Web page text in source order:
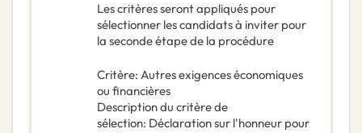
Les critères seront appliqués pour
sélectionner les candidats à inviter pour
la seconde étape de la procédure
Critère: Autres exigences économiques
ou financières
Description du critère de
sélection: Déclaration sur l'honneur pour